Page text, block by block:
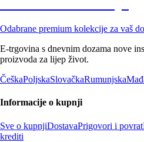
Odabrane premium kolekcije za vaš
E-trgovina s dnevnim dozama nove
proizvoda za lijep život.
ČeškaPoljskaSlovačkaRumunjska
Informacije o kupnji
Sve o kupnjiDostavaPrigovori i povrat
krediti